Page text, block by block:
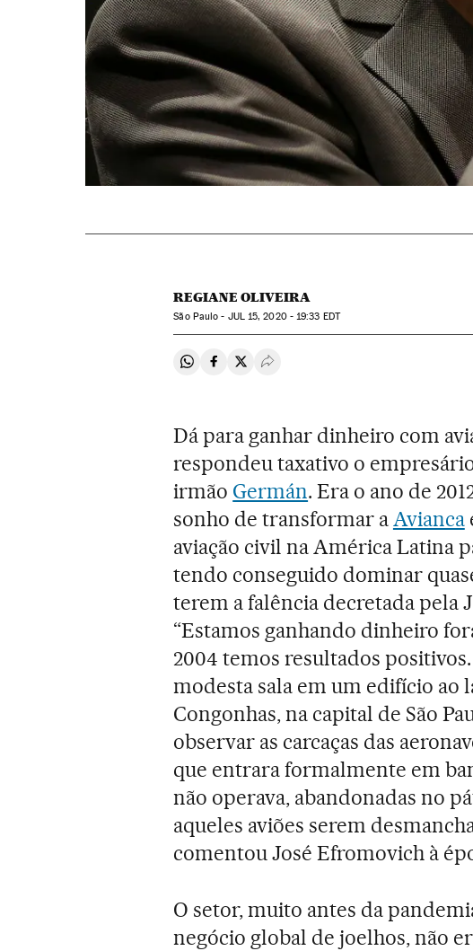
REGIANE OLIVEIRA
São Paulo - JUL15, 2020 - 19:33 EDT
Compartir en Whatsapp
Compartir en Facebook
Compartir en Twitter
Desplegar Redes Sociales
Dá para ganhar dinheiro com
respondeu taxativo o
irmão Germán. Era o ano de
sonho de transformar aAvianca
aviação civil na América Latina
tendo conseguido dominar
terem a falência decretada pela
“Estamos ganhando dinheiro
2004 temos resultados
modesta sala em um edifício ao
Congonhas, na capital de São
observar as carcaças das
que entrara formalmente em
não operava, abandonadas no
aqueles aviões serem
comentou José Efromovich à
O setor, muito antes da
negócio global de joelhos, não